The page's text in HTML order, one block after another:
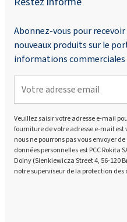
Abonnez-vous pour
nouveaux produits sur le
informations commerciales
Veuillez saisir votre adresse e-mail
fourniture de votre adresse e-mail est
nous ne pourrons pas vous envoyer
données personnelles est PCC Rokita
Dolny (Sienkiewicza Street 4, 56-120
notre superviseur de la protection